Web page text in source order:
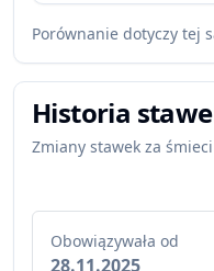
Porównanie dotyczy tej
Historia
Zmiany stawek za
Obowiązywała od
28.11.2025